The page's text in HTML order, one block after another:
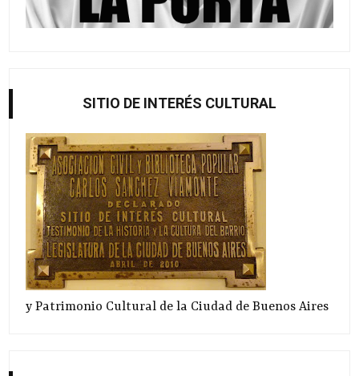
SITIO DE INTERÉS CULTURAL
y Patrimonio Cultural de la Ciudad de Buenos Aires